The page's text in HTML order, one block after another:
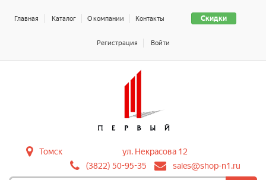
Скидки
Главная Каталог О компании Контакты
Регистрация Войти
Томск
ул. Некрасова 12
(3822) 50-95-35
sales@shop-n1.ru